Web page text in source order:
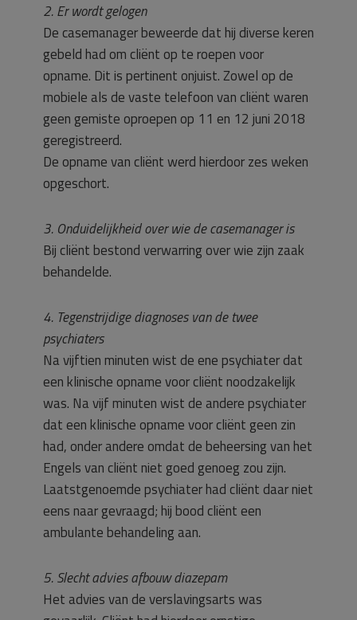
2. Er wordt gelogen
De casemanager beweerde dat hij diverse keren
gebeld had om cliënt op te roepen voor
opname. Dit is pertinent onjuist. Zowel op de
mobiele als de vaste telefoon van cliënt waren
geen gemiste oproepen op 11 en 12 juni 2018
geregistreerd.
De opname van cliënt werd hierdoor zes weken
opgeschort.
3. Onduidelijkheid over wie de casemanager is
Bij cliënt bestond verwarring over wie zijn zaak
behandelde.
4. Tegenstrijdige diagnoses van de twee
psychiaters
Na vijftien minuten wist de ene psychiater dat
een klinische opname voor cliënt noodzakelijk
was. Na vijf minuten wist de andere psychiater
dat een klinische opname voor cliënt geen zin
had, onder andere omdat de beheersing van het
Engels van cliënt niet goed genoeg zou zijn.
Laatstgenoemde psychiater had cliënt daar niet
eens naar gevraagd; hij bood cliënt een
ambulante behandeling aan.
5. Slecht advies afbouw diazepam
Het advies van de verslavingsarts was